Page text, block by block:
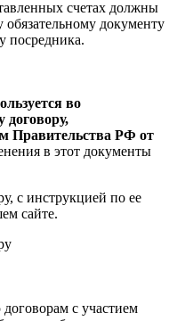
счетах должны
обязательному документу
посредника.
во
договору,
Правительства РФ от
в этот документы
с инструкцией по ее
сайте.
с участием